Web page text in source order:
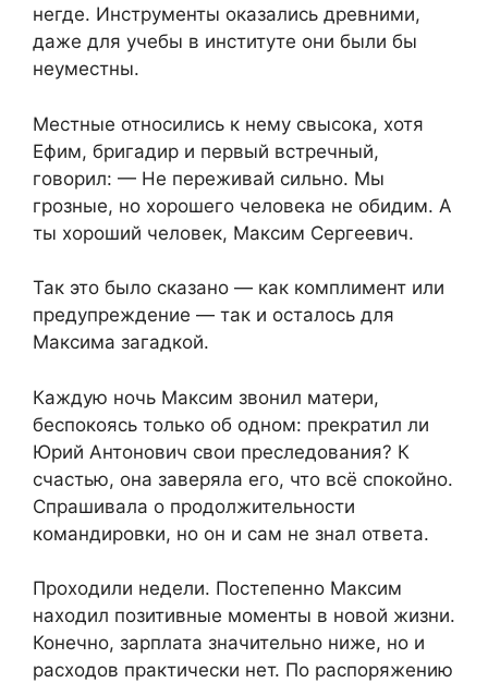
негде. Инструменты оказались древними,
даже для учебы в институте они были бы
неуместны.
Местные относились к нему свысока, хотя
Ефим, бригадир и первый встречный,
говорил: — Не переживай сильно. Мы
грозные, но хорошего человека не обидим. А
ты хороший человек, Максим Сергеевич.
Так это было сказано — как комплимент или
предупреждение — так и осталось для
Максима загадкой.
Каждую ночь Максим звонил матери,
беспокоясь только об одном: прекратил ли
Юрий Антонович свои преследования? К
счастью, она заверяла его, что всё спокойно.
Спрашивала о продолжительности
командировки, но он и сам не знал ответа.
Проходили недели. Постепенно Максим
находил позитивные моменты в новой жизни.
Конечно, зарплата значительно ниже, но и
расходов практически нет. По распоряжению